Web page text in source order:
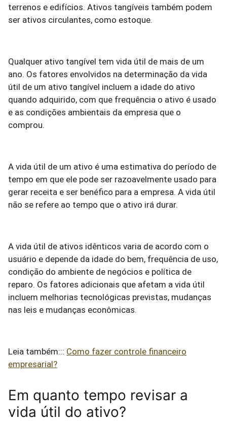
terrenos e edifícios. Ativos tangíveis também podem
ser ativos circulantes, como estoque.
Qualquer ativo tangível tem vida útil de mais de um
ano. Os fatores envolvidos na determinação da vida
útil de um ativo tangível incluem a idade do ativo
quando adquirido, com que frequência o ativo é usado
e as condições ambientais da empresa que o
comprou.
A vida útil de um ativo é uma estimativa do período de
tempo em que ele pode ser razoavelmente usado para
gerar receita e ser benéfico para a empresa. A vida útil
não se refere ao tempo que o ativo irá durar.
A vida útil de ativos idênticos varia de acordo com o
usuário e depende da idade do bem, frequência de uso,
condição do ambiente de negócios e política de
reparo. Os fatores adicionais que afetam a vida útil
incluem melhorias tecnológicas previstas, mudanças
nas leis e mudanças econômicas.
Leia também::: Como fazer controle financeiro
empresarial?
Em quanto tempo revisar a
vida útil do ativo?